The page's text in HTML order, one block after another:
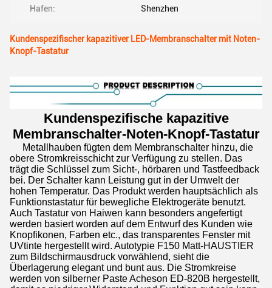
Hafen: Shenzhen
Kundenspezifischer kapazitiver LED-Membranschalter mit Noten-
Knopf-Tastatur
Kundenspezifische kapazitive
Membranschalter-Noten-Knopf-Tastatur
Metallhauben fügten dem Membranschalter hinzu, die
obere Stromkreisschicht zur Verfügung zu stellen. Das
trägt die Schlüssel zum Sicht-, hörbaren und Tastfeedback
bei. Der Schalter kann Leistung gut in der Umwelt der
hohen Temperatur. Das Produkt werden hauptsächlich als
Funktionstastatur für bewegliche Elektrogeräte benutzt.
Auch Tastatur von Haiwen kann besonders angefertigt
werden basiert worden auf dem Entwurf des Kunden wie
Knopfikonen, Farben etc., das transparentes Fenster mit
UVtinte hergestellt wird. Autotypie F150 Matt-HAUSTIER
zum Bildschirmausdruck vorwählend, sieht die
Überlagerung elegant und bunt aus. Die Stromkreise
werden von silberner Paste Acheson ED-820B hergestellt,